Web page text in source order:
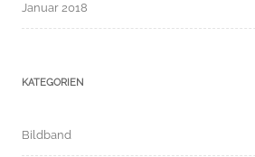
Januar 2018
KATEGORIEN
Bildband